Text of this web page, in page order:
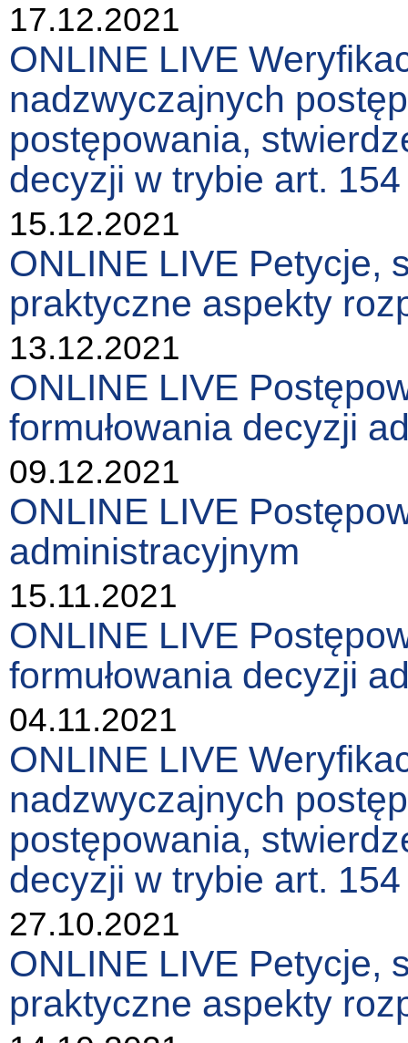
17.12.2021
ONLINE LIVE
nadzwyczajnych
postępowania,
decyzji w trybie art.
15.12.2021
ONLINE LIVE Petycje,
praktyczne aspekty
13.12.2021
ONLINE LIVE
formułowania decyzji
09.12.2021
ONLINE LIVE
administracyjnym
15.11.2021
ONLINE LIVE
formułowania decyzji
04.11.2021
ONLINE LIVE
nadzwyczajnych
postępowania,
decyzji w trybie art.
27.10.2021
ONLINE LIVE Petycje,
praktyczne aspekty